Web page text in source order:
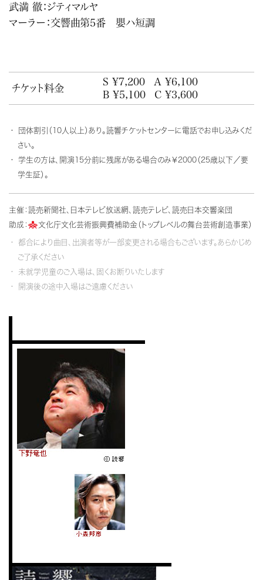
武満 徹：ジティマルヤ
マーラー：交響曲第5番 嬰ハ短調
チケット料金
S ¥7,200
A ¥6,100
B ¥5,100
C ¥3,600
団体割引（10人以上）あり。読響チケットセンターに電話でお申し込みくだ
さい。
学生の方は、開演15分前に残席がある場合のみ￥2000（25歳以下／要
学生証）。
主催：読売新聞社、日本テレビ放送網、読売テレビ、読売日本交響楽団
助成：
文化庁文化芸術振興費補助金（トップレベルの舞台芸術創造事業）
都合により曲目、出演者等が一部変更される場合もございます。あらかじめ
ご了承ください
未就学児童のご入場は、固くお断りいたします
開演後の途中入場はご遠慮ください